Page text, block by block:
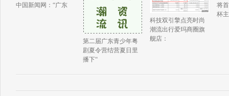
中国新闻网：“广东
第二届广东青少年粤
剧夏令营结营夏日里
播下“
科技双引擎点亮时尚
潮流出行爱玛商圈旗
舰店：
将
杯